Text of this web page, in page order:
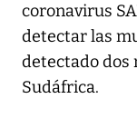
coronavirus
detectar las
detectado dos
Sudáfrica.